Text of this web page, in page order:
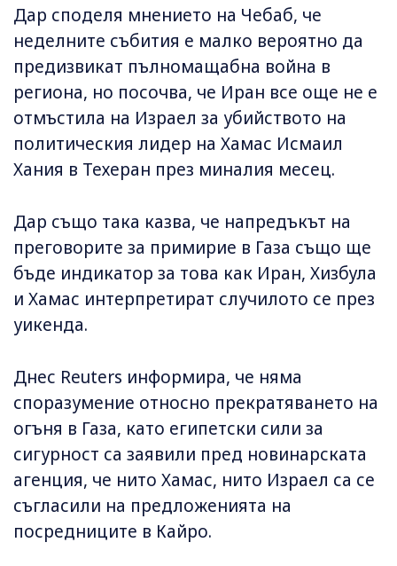
Дар споделя мнението на Чебаб, че
неделните събития е малко вероятно да
предизвикат пълномащабна война в
региона, но посочва, че Иран все още не е
отмъстила на Израел за убийството на
политическия лидер на Хамас Исмаил
Хания в Техеран през миналия месец.
Дар също така казва, че напредъкът на
преговорите за примирие в Газа също ще
бъде индикатор за това как Иран, Хизбула
и Хамас интерпретират случилото се през
уикенда.
Днес Reuters информира, че няма
споразумение относно прекратяването на
огъня в Газа, като египетски сили за
сигурност са заявили пред новинарската
агенция, че нито Хамас, нито Израел са се
съгласили на предложенията на
посредниците в Кайро.